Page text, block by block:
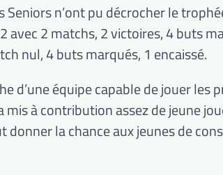
Seniors n’ont pu décrocher le
2 matchs, 2 victoires, 4 buts
nul, 4 buts marqués, 1 encaissé.
d’une équipe capable de jouer les
à contribution assez de jeune
la chance aux jeunes de